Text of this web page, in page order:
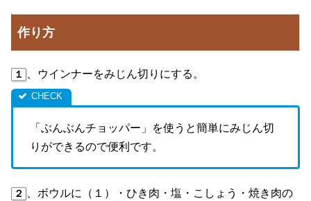
作り方
１ 、ウインナーをみじん切りにする。
「ぶんぶんチョッパー」を使うと簡単にみじん切
りができるので便利です。
２ 、ボウルに（１）・ひき肉・塩・こしょう・焼き肉の